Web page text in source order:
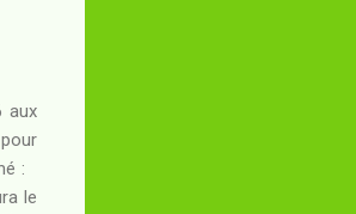
aux
:
le